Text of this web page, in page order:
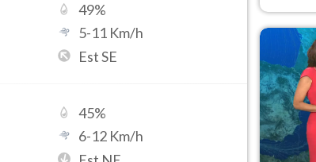
49%
5-11 Km/h
Est SE
45%
6-12 Km/h